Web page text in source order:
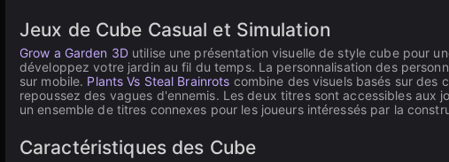
Jeux de Cube Casual et Simulation
Grow a Garden 3Dutilise une présentation visuelle de style cube pour
développez votre jardin au fil du temps. La personnalisation des
sur mobile. Plants Vs Steal Brainrots combine des visuels basés sur des
repoussez des vagues d'ennemis. Les deux titres sont accessibles
un ensemble de titres connexes pour les joueurs intéressés par la
Caractéristiques des Cube